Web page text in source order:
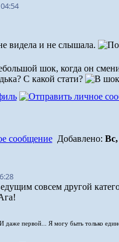
видела и не слышала.
шок, когда он
С какой стати?
Добавлено: Вс,
совсем другой
даже первой... Я могу быть только